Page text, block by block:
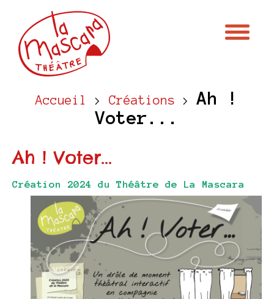
Accueil > Créations >Ah !
Voter...
Ah ! Voter...
Création 2024 du Théâtre de La Mascara